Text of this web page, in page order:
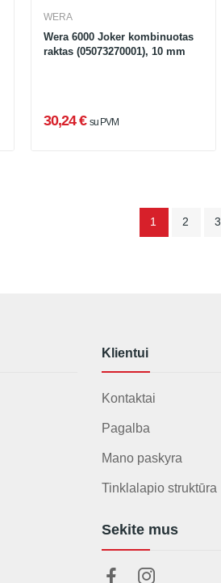
WERA
Wera 6000 Joker kombinuotas
raktas (05073270001), 10 mm
30,24 € su PVM
1 2 3
Klientui
Kontaktai
Pagalba
Mano paskyra
Tinklalapio struktūra
Sekite mus